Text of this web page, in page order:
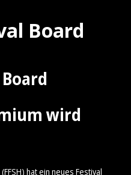
Board
wird
hat ein neues Festival